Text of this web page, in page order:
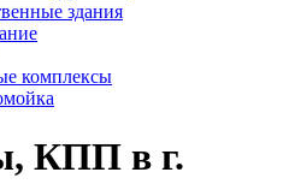
здания
комплексы
КПП в г.